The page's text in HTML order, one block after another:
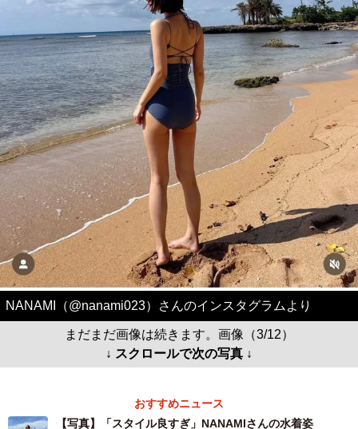
NANAMI（@nanami023）さんのインスタグラムより
まだまだ画像は続きます。画像（3/12）
↓ スクロールで次の写真 ↓
おすすめニュース
【写真】「スタイル良すぎ」NANAMIさんの水着姿